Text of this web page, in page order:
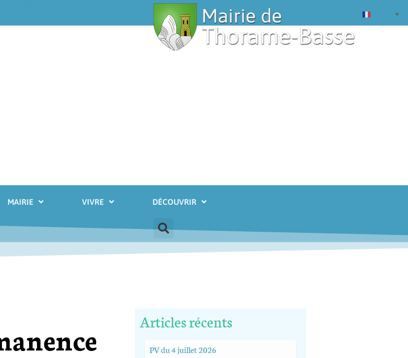
MAIRIE VIVRE DÉCOUVRIR
Articles récents
PV du 4 juillet 2026
▼